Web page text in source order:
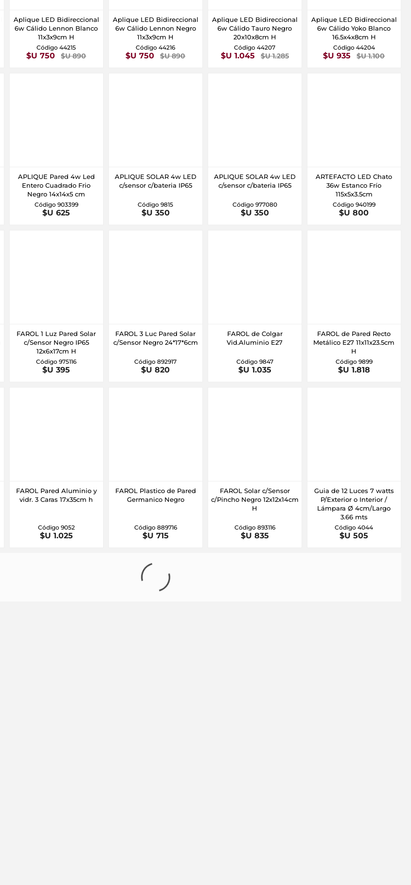
Aplique LED Bidireccional
6w Cálido Lennon Blanco
11x3x9cm H
Código 44215
$U 750 $U 890
Aplique LED Bidireccional
6w Cálido Lennon Negro
11x3x9cm H
Código 44216
$U 750 $U 890
Aplique LED Bidireccional
6w Cálido Tauro Negro
20x10x8cm H
Código 44207
$U 1.045 $U 1.285
Aplique LED Bidireccional
6w Cálido Yoko Blanco
16.5x4x8cm H
Código 44204
$U 935 $U 1.100
APLIQUE Pared 4w Led
Entero Cuadrado Frio
Negro 14x14x5 cm
Código 903399
$U 625
APLIQUE SOLAR 4w LED
c/sensor c/bateria IP65
Código 9815
$U 350
APLIQUE SOLAR 4w LED
c/sensor c/bateria IP65
Código 977080
$U 350
ARTEFACTO LED Chato
36w Estanco Frío
115x5x3.5cm
Código 940199
$U 800
FAROL 1 Luz Pared Solar
c/Sensor Negro IP65
12x6x17cm H
Código 975116
$U 395
FAROL 3 Luc Pared Solar
c/Sensor Negro 24*17*6cm
Código 892917
$U 820
FAROL de Colgar
Vid.Aluminio E27
Código 9847
$U 1.035
FAROL de Pared Recto
Metálico E27 11x11x23.5cm
H
Código 9899
$U 1.818
FAROL Pared Aluminio y
vidr. 3 Caras 17x35cm h
Código 9052
$U 1.025
FAROL Plastico de Pared
Germanico Negro
Código 889716
$U 715
FAROL Solar c/Sensor
c/Pincho Negro 12x12x14cm
H
Código 893116
$U 835
Guia de 12 Luces 7 watts
P/Exterior o Interior /
Lámpara Ø 4cm/Largo
3.66 mts
Código 4044
$U 505